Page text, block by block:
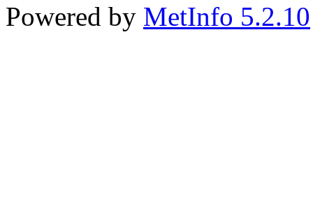
Powered by MetInfo 5.2.10